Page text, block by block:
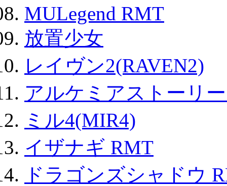
MULegend RMT
放置少女
レイヴン2(RAVEN2)
アルケミアストーリ
ミル4(MIR4)
イザナギ RMT
ドラゴンズシャドウ